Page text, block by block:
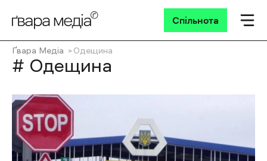
Спільнота
Ґвара Медіа Одещина
# Одещина